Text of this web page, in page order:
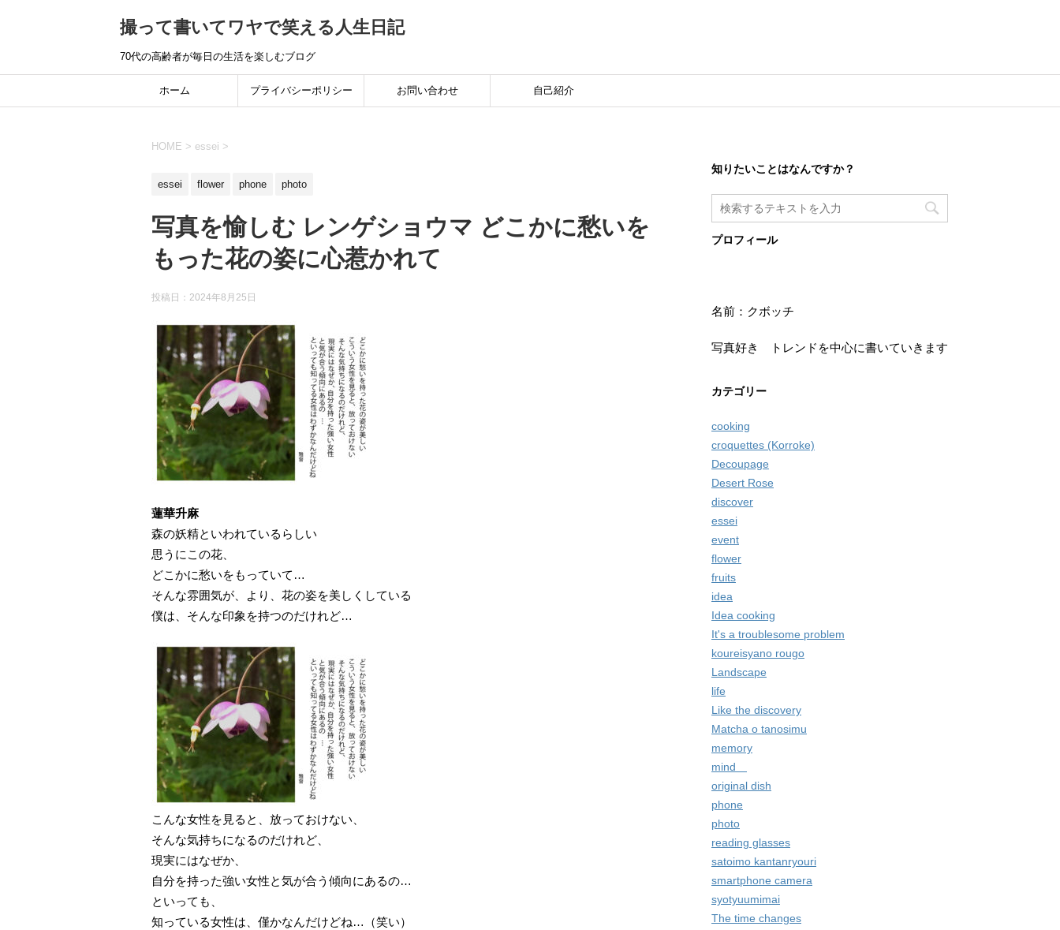
撮って書いてワヤで笑える人生日記
70代の高齢者が毎日の生活を楽しむブログ
ホーム プライバシーポリシー お問い合わせ 自己紹介
HOME > essei >
essei flower phone photo
写真を愉しむ レンゲショウマ どこかに愁いを
もった花の姿に心惹かれて
投稿日： 2024年8月25日
蓮華升麻
森の妖精といわれているらしい
思うにこの花、
どこかに愁いをもっていて…
そんな雰囲気が、より、花の姿を美しくしている
僕は、そんな印象を持つのだけれど…
こんな女性を見ると、放っておけない、
そんな気持ちになるのだけれど、
現実にはなぜか、
自分を持った強い女性と気が合う傾向にあるの…
といっても、
知っている女性は、僅かなんだけどね…（笑い）
知りたいことはなんですか？
プロフィール
名前：クボッチ
写真好き トレンドを中心に書いていきます
カテゴリー
cooking
croquettes (Korroke)
Decoupage
Desert Rose
discover
essei
event
flower
fruits
idea
Idea cooking
It's a troublesome problem
koureisyano rougo
Landscape
life
Like the discovery
Matcha o tanosimu
memory
mind
original dish
phone
photo
reading glasses
satoimo kantanryouri
smartphone camera
syotyuumimai
The time changes